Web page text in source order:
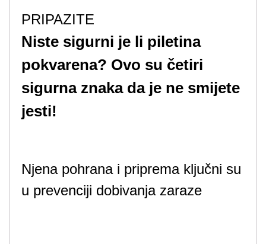
PRIPAZITE
Niste sigurni je li piletina
pokvarena? Ovo su četiri
sigurna znaka da je ne smijete
jesti!
Njena pohrana i priprema ključni su
u prevenciji dobivanja zaraze